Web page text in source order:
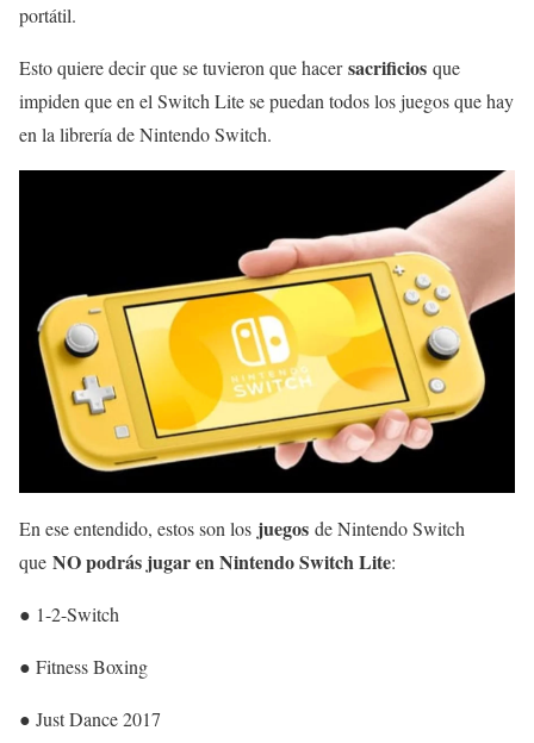
portátil.
Esto quiere decir que se tuvieron que hacersacrificios que
impiden que en el Switch Lite se puedan todos los juegos que hay
en la librería de Nintendo Switch.
En ese entendido, estos son los juegos de Nintendo Switch
que NO podrás jugar en Nintendo Switch Lite:
● 1-2-Switch
● Fitness Boxing
● Just Dance 2017